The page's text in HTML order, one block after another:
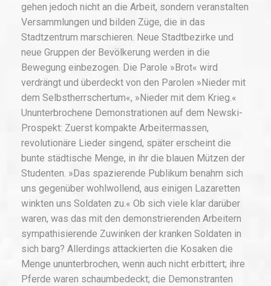
gehen jedoch nicht an die Arbeit, sondern veranstalten
Versammlungen und bilden Züge, die in das
Stadtzentrum marschieren. Neue Stadtbezirke und
neue Gruppen der Bevölkerung werden in die
Bewegung einbezogen. Die Parole »Brot« wird
verdrängt und überdeckt von den Parolen »Nieder mit
dem Selbstherrschertum«, »Nieder mit dem Krieg.«
Ununterbrochene Demonstrationen auf dem Newski-
Prospekt: Zuerst kompakte Arbeitermassen,
revolutionäre Lieder singend, später erscheint die
bunte städtische Menge, in ihr die blauen Mützen der
Studenten. »Das spazierende Publikum benahm sich
uns gegenüber wohlwollend, aus einigen Lazaretten
winkten uns Soldaten zu.« Ob sich viele klar darüber
waren, was das mit den demonstrierenden Arbeitern
sympathisierende Zuwinken der kranken Soldaten in
sich barg? Allerdings attackierten die Kosaken die
Menge ununterbrochen, wenn auch nicht erbittert; ihre
Pferde waren schaumbedeckt; die Demonstranten